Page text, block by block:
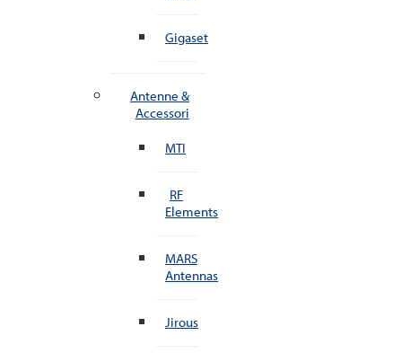
Gigaset
Antenne &
Accessori
MTI
RF
Elements
MARS
Antennas
Jirous